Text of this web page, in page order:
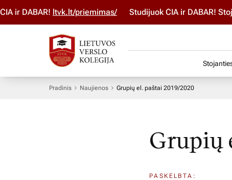
DABAR!ltvk.lt/priemimas/ Studijuok ČIA ir DABAR!
Pradinis Naujienos Grupių el. paštai 2019/2020
Grupių
PASKELBTA: